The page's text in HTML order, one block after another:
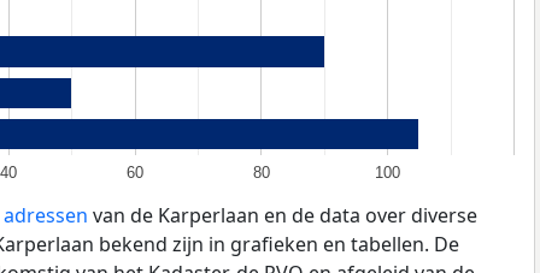
40 60 80 100
van de Karperlaan en de data over diverse
bekend zijn in grafieken en tabellen. De